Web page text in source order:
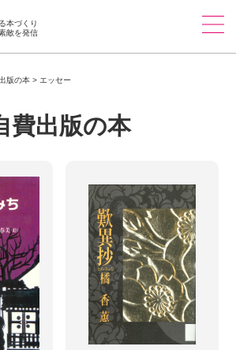
本づくり
敵を発信
版の本 > エッセー
費出版の本